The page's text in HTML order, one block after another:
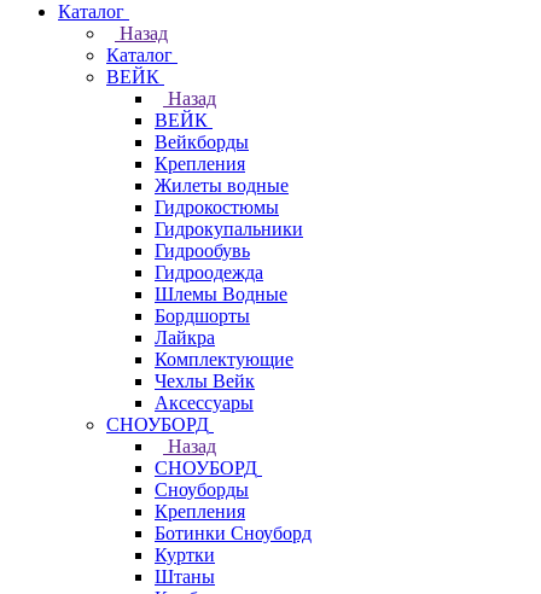
Каталог
Назад
Каталог
ВЕЙК
Назад
ВЕЙК
Вейкборды
Крепления
Жилеты водные
Гидрокостюмы
Гидрокупальники
Гидрообувь
Гидроодежда
Шлемы Водные
Бордшорты
Лайкра
Комплектующие
Чехлы Вейк
Аксессуары
СНОУБОРД
Назад
СНОУБОРД
Сноуборды
Крепления
Ботинки Сноуборд
Куртки
Штаны